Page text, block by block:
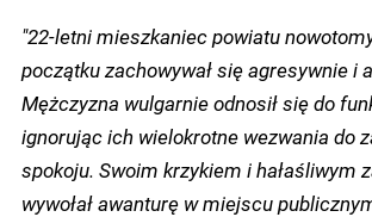
"22-letni mieszkaniec powiatu
początku zachowywał się agresywnie i
Mężczyzna wulgarnie odnosił się do
ignorując ich wielokrotne wezwania do
spokoju. Swoim krzykiem i hałaśliwym
wywołał awanturę w miejscu